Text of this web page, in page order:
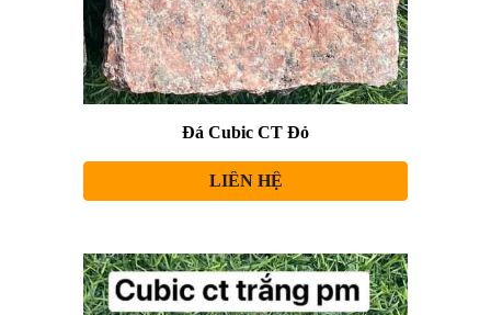
Đá Cubic CT Đỏ
LIÊN HỆ